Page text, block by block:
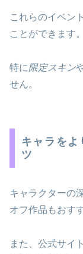
これらのイベン
ことができます。
特に限定スキン
せん。
キャラをよ
ツ
キャラクターの
オフ作品もおす
また、公式サイ